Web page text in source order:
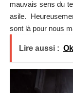
mauvais sens du
asile.
sont là pour nous
Lire aussi :